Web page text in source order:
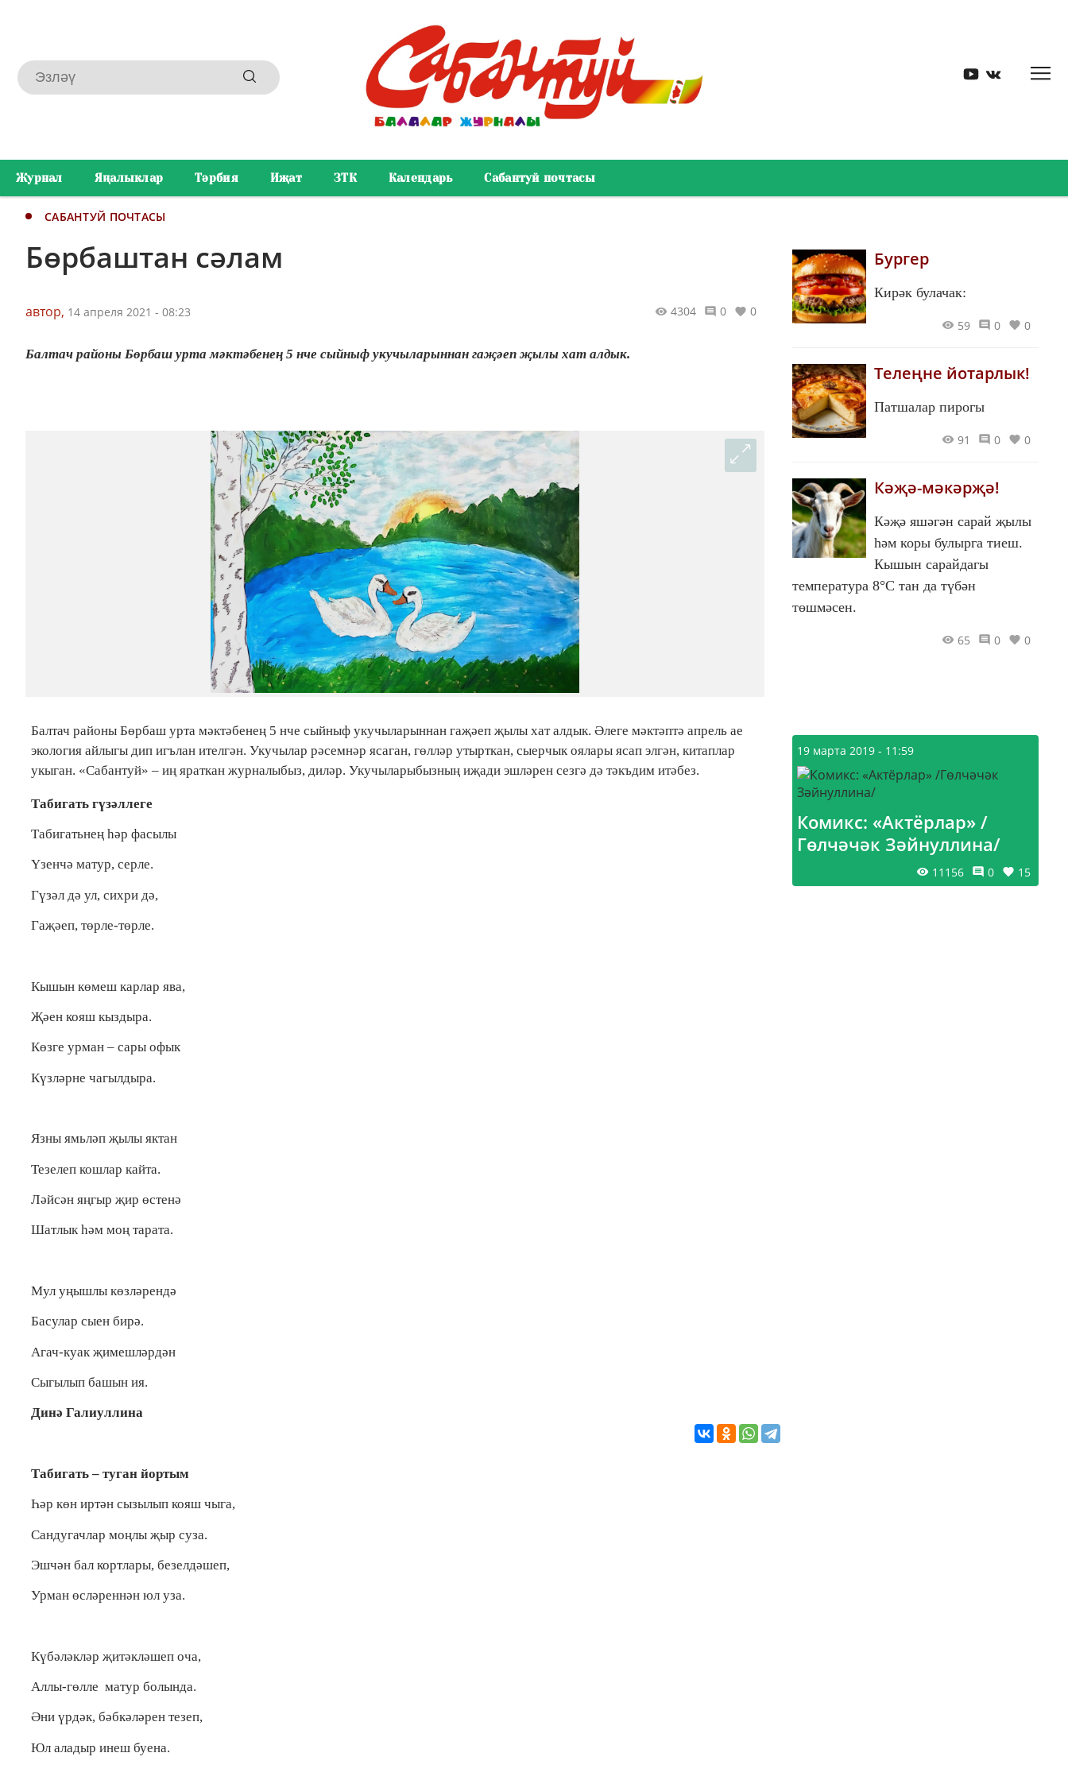
Журнал Яңалыклар Тәрбия Иҗат ЗТК Календарь Сабантуй почтасы
САБАНТУЙ ПОЧТАСЫ
Бөрбаштан сәлам
автор, 14 апреля 2021 - 08:23 4304 0 0
Балтач районы Бөрбаш урта мәктәбенең 5 нче сыйныф укучыларыннан гаҗәеп җылы хат алдык.
Балтач районы Бөрбаш урта мәктәбенең 5 нче сыйныф укучыларыннан гаҗәеп җылы хат алдык. Әлеге мәктәптә апрель ае
экология айлыгы дип игълан ителгән. Укучылар рәсемнәр ясаган, гөлләр утырткан, сыерчык оялары ясап элгән, китаплар
укыган. «Сабантуй» – иң яраткан журналыбыз, диләр. Укучыларыбызның иҗади эшләрен сезгә дә тәкъдим итәбез.
Табигать гүзәллеге
Табигатьнең һәр фасылы
Үзенчә матур, серле.
Гүзәл дә ул, сихри дә,
Гаҗәеп, төрле-төрле.
Кышын көмеш карлар ява,
Җәен кояш кыздыра.
Көзге урман – сары офык
Күзләрне чагылдыра.
Язны ямьләп җылы яктан
Тезелеп кошлар кайта.
Ләйсән яңгыр җир өстенә
Шатлык һәм моң тарата.
Мул уңышлы көзләрендә
Басулар сыен бирә.
Агач-куак җимешләрдән
Сыгылып башын ия.
Динә Галиуллина
Табигать – туган йортым
Һәр көн иртән сызылып кояш чыга,
Сандугачлар моңлы җыр суза.
Эшчән бал кортлары, безелдәшеп,
Урман өсләреннән юл уза.
Күбәләкләр җитәкләшеп оча,
Аллы-гөлле матур болында.
Әни үрдәк, бәбкәләрен тезеп,
Юл аладыр инеш буена.
Бургер
Кирәк булачак:
59 0 0
Телеңне йотарлык!
Патшалар пирогы
91 0 0
Кәҗә-мәкәрҗә!
Кәҗә яшәгән сарай җылы
һәм коры булырга тиеш.
Кышын сарайдагы
температура 8°С тан да түбән
төшмәсен.
65 0 0
19 марта 2019 - 11:59
Комикс: «Актёрлар» /
Гөлчәчәк Зәйнуллина/
11156 0 15